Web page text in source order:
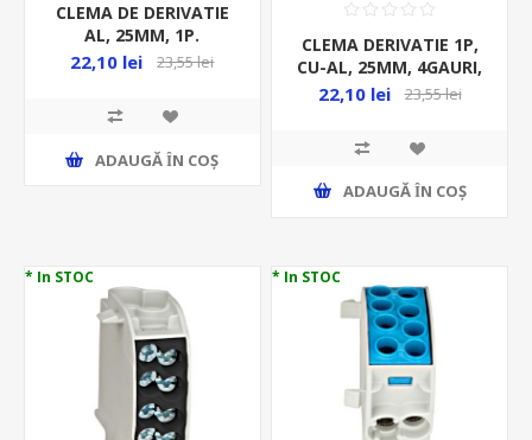
CLEMA DE DERIVATIE
AL, 25MM, 1P.
IZOLATA-GRI IKA26110
22,10 lei 23,55 lei
ADAUGĂ ȊN COŞ
CLEMA DERIVATIE 1P,
CU-AL, 25MM, 4GAURI,
2X25MMP/ 2X16MMP,
22,10 lei 23,55 lei
ADAUGĂ ȊN COŞ
* In STOC * In STOC